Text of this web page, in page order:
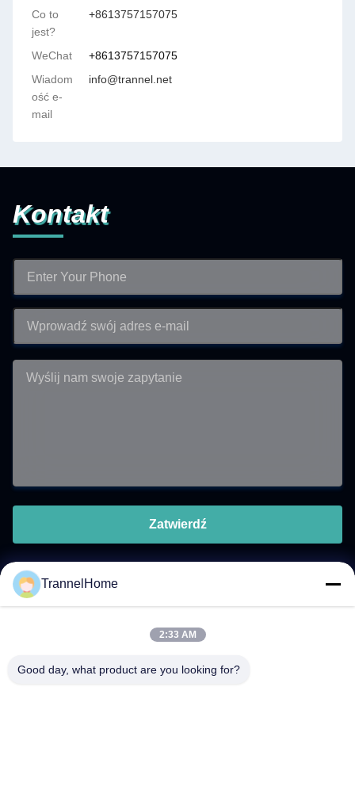
Co to
jest?
+8613757157075
WeChat
+8613757157075
Wiadom
ość e-
mail
info@trannel.net
Kontakt
Zatwierdź
Pokój 209, Budynek 6, nr 8 Xingxing Road, Ulica Xingqiao,
TrannelHome
2:33 AM
Good day, what product are you looking for?